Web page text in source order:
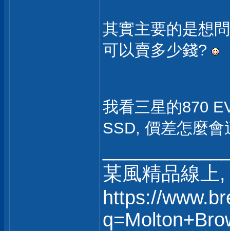
其實主要的是想
可以賣多少錢?
我看三星的870
SSD, 價差怎麼
某風精品線上
https://